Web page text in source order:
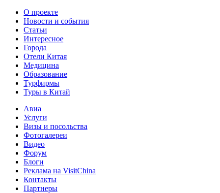
О проекте
Новости и события
Статьи
Интересное
Города
Отели Китая
Медицина
Образование
Турфирмы
Туры в Китай
Авиа
Услуги
Визы и посольства
Фотогалереи
Видео
Форум
Блоги
Реклама на VisitChina
Контакты
Партнеры